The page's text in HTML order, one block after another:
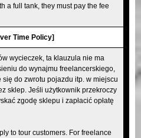
a full tank, they must pay the fee
Time Policy]
wycieczek, ta klauzula nie ma
do wynajmu freelancerskiego,
do zwrotu pojazdu itp. w miejscu
sklep. Jeśli użytkownik przekroczy
zgodę sklepu i zapłacić opłatę
to tour customers. For freelance